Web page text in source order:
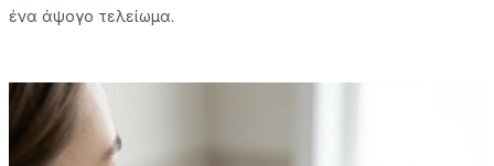
ένα άψογο τελείωμα.